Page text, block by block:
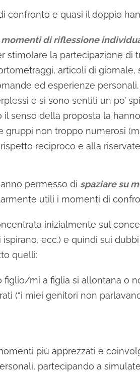
confronto e quasi il doppio
momenti di riflessione
stimolare la partecipazione di
articoli di
ed esperienze personali.
e si sono sentiti un po’
senso della proposta la
gruppi non troppo numerosi
reciproco e alla
permesso di spaziare su
utili i momenti di
inizialmente sul
ecc.) e quindi sui
quelli:
figlio/mi a figlia si allontana o
(“i miei genitori non
più apprezzati e
partecipando a